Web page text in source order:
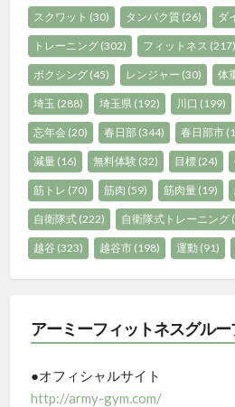
スクワット (30) タンパク質 (26) ダ
トレーニング (302) フィットネス (217)
ボクシング (45) レンジャー (30) 体
埼玉 (288) 埼玉県 (192) 川口 (199)
忘年会 (20) 春日部 (344) 春日部市
減量 (16) 無料体験 (32) 目標 (24)
筋トレ (70) 筋肉 (59) 筋肉量 (19)
自衛隊式 (222) 自衛隊式トレーニング
越谷 (323) 越谷市 (198) 運動 (91)
アーミーフィットネスグルー
●オフィシャルサイト
http://army-gym.com/